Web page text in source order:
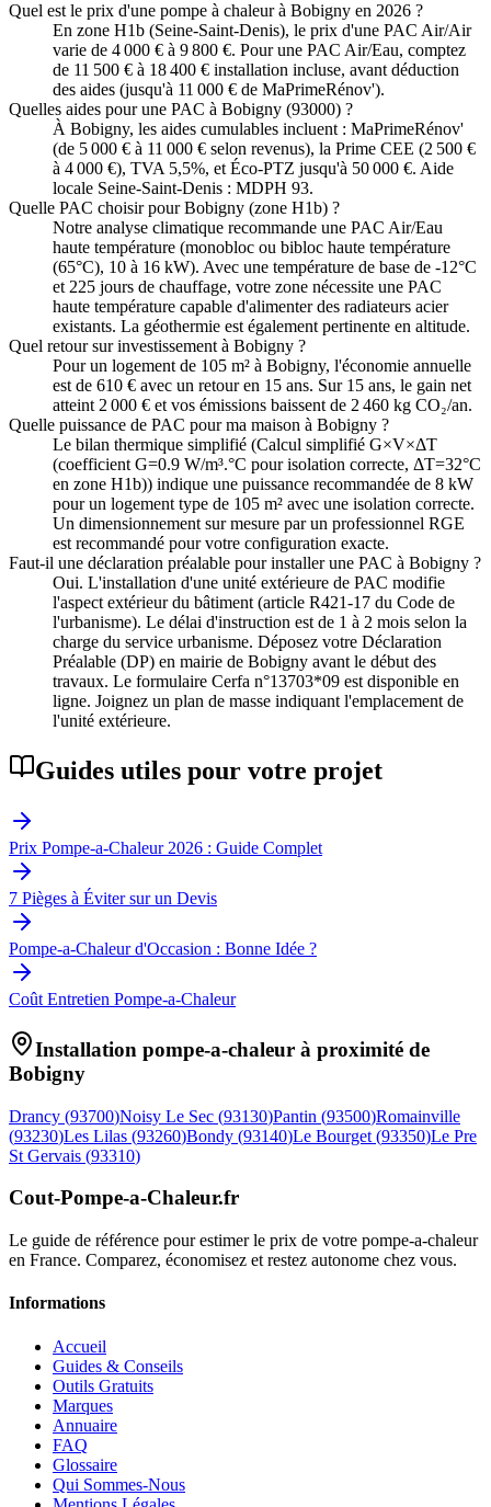
Quel est le prix d'une pompe à chaleur à Bobigny en 2026 ?
En zone H1b (Seine-Saint-Denis), le prix d'une PAC Air/Air
varie de 4 000 € à 9 800 €. Pour une PAC Air/Eau, comptez
de 11 500 € à 18 400 € installation incluse, avant déduction
des aides (jusqu'à 11 000 € de MaPrimeRénov').
Quelles aides pour une PAC à Bobigny (93000) ?
À Bobigny, les aides cumulables incluent : MaPrimeRénov'
(de 5 000 € à 11 000 € selon revenus), la Prime CEE (2 500 €
à 4 000 €), TVA 5,5%, et Éco-PTZ jusqu'à 50 000 €. Aide
locale Seine-Saint-Denis : MDPH 93.
Quelle PAC choisir pour Bobigny (zone H1b) ?
Notre analyse climatique recommande une PAC Air/Eau
haute température (monobloc ou bibloc haute température
(65°C), 10 à 16 kW). Avec une température de base de -12°C
et 225 jours de chauffage, votre zone nécessite une PAC
haute température capable d'alimenter des radiateurs acier
existants. La géothermie est également pertinente en altitude.
Quel retour sur investissement à Bobigny ?
Pour un logement de 105 m² à Bobigny, l'économie annuelle
est de 610 € avec un retour en 15 ans. Sur 15 ans, le gain net
atteint 2 000 € et vos émissions baissent de 2 460 kg CO₂/an.
Quelle puissance de PAC pour ma maison à Bobigny ?
Le bilan thermique simplifié (Calcul simplifié G×V×ΔT
(coefficient G=0.9 W/m³.°C pour isolation correcte, ΔT=32°C
en zone H1b)) indique une puissance recommandée de 8 kW
pour un logement type de 105 m² avec une isolation correcte.
Un dimensionnement sur mesure par un professionnel RGE
est recommandé pour votre configuration exacte.
Faut-il une déclaration préalable pour installer une PAC à Bobigny ?
Oui. L'installation d'une unité extérieure de PAC modifie
l'aspect extérieur du bâtiment (article R421-17 du Code de
l'urbanisme). Le délai d'instruction est de 1 à 2 mois selon la
charge du service urbanisme. Déposez votre Déclaration
Préalable (DP) en mairie de Bobigny avant le début des
travaux. Le formulaire Cerfa n°13703*09 est disponible en
ligne. Joignez un plan de masse indiquant l'emplacement de
l'unité extérieure.
Guides utiles pour votre projet
Prix Pompe-a-Chaleur 2026 : Guide Complet
7 Pièges à Éviter sur un Devis
Pompe-a-Chaleur d'Occasion : Bonne Idée ?
Coût Entretien Pompe-a-Chaleur
Installation pompe-a-chaleur à proximité de
Bobigny
Drancy (93700)Noisy Le Sec (93130)Pantin (93500)Romainville
(93230)Les Lilas (93260)Bondy (93140)Le Bourget (93350)Le Pre
St Gervais (93310)
Cout-Pompe-a-Chaleur.fr
Le guide de référence pour estimer le prix de votre pompe-a-chaleur
en France. Comparez, économisez et restez autonome chez vous.
Informations
Accueil
Guides & Conseils
Outils Gratuits
Marques
Annuaire
FAQ
Glossaire
Qui Sommes-Nous